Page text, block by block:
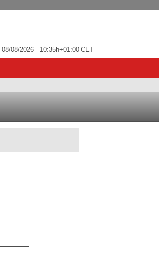
08/08/2026 10:35h+01:00 CET